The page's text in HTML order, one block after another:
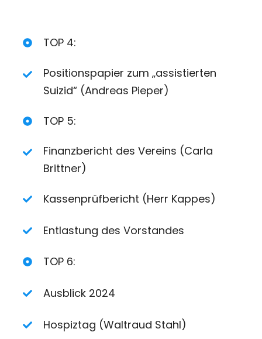
TOP 4:
Positionspapier zum „assistierten
Suizid“ (Andreas Pieper)
TOP 5:
Finanzbericht des Vereins (Carla
Brittner)
Kassenprüfbericht (Herr Kappes)
Entlastung des Vorstandes
TOP 6:
Ausblick 2024
Hospiztag (Waltraud Stahl)